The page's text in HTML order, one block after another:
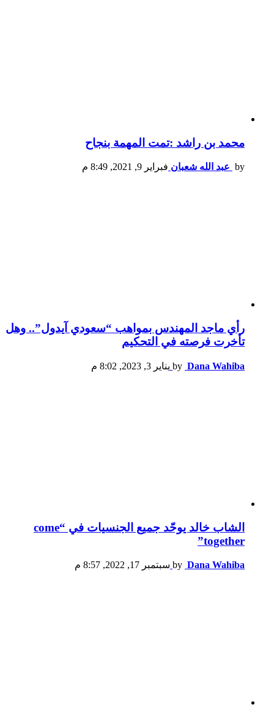
محمد بن راشد :تمت المهمة بنجاح
by عبد الله شعبان فبراير 9, 2021, 8:49 م
رأي ماجد المهندس بمواهب “سعودي آيدول”.. وهل
تأخرت فرصته في التحكيم
by Dana Wahiba يناير 3, 2023, 8:02 م
الشاب خالد يوحّد جميع الجنسيات في “come
together”
by Dana Wahiba سبتمبر 17, 2022, 8:57 م